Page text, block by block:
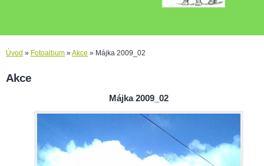
Úvod » Fotoalbum »Akce » Májka 2009_02
Akce
Májka 2009_02